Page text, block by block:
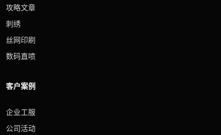
攻略文章
刺绣
丝网印刷
数码直喷
客户案例
企业工服
公司活动